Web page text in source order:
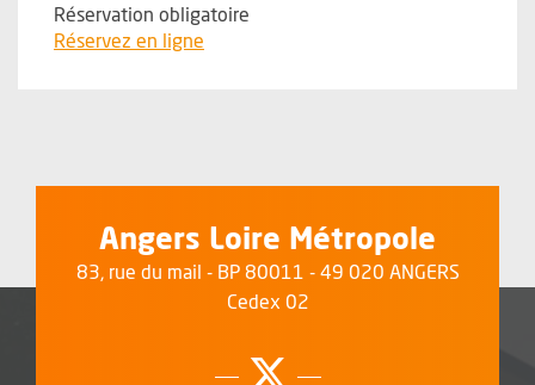
Réservation obligatoire
Réservez en ligne
Angers Loire Métropole
83, rue du mail - BP 80011 - 49 020 ANGERS
Cedex 02
Suivez-nous
, Ouvre une